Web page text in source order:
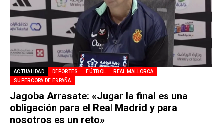
ACTUALIDAD DEPORTES FÚTBOL
REAL MALLORCA
SUPERCOPA DE ESPAÑA
Jagoba Arrasate: «Jugar la final es una
obligación para el Real Madrid y para
nosotros es un reto»